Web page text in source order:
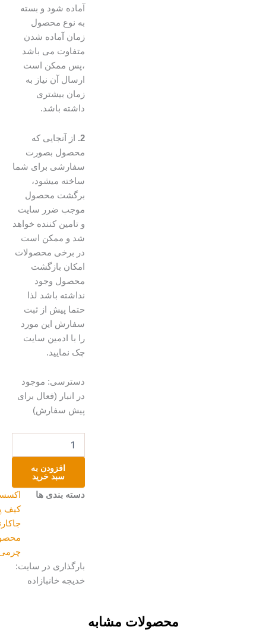
آماده شود و بسته
به نوع محصول
زمان آماده شدن
متفاوت می باشد
،پس ممکن است
ارسال آن نیاز به
زمان بیشتری
داشته باشد.
از آنجایی که
محصول بصورت
سفارشی برای شما
ساخته میشود،
برگشت محصول
موجب ضرر سایت
و تامین کننده خواهد
شد و ممکن است
در برخی محصولات
امکان بازگشت
محصول وجود
نداشته باشد لذا
حتما پیش از ثبت
سفارش این مورد
را با ادمین سایت
چک نمایید.
دسترسی: موجود
در انبار (فعال برای
پیش سفارش)
طبیعی
افزودن به
سبد خرید
دسته بندی ها
اکسسوری,
کیف پول و
جاکارتی,
محصولات
چرمی
بارگذاری در سایت:
خدیجه خانبازاده
محصولات مشابه